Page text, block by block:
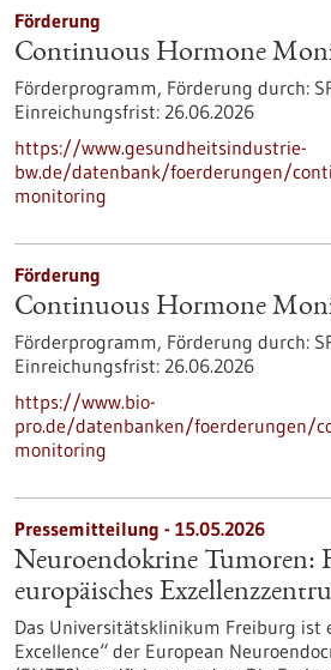
Förderung
Continuous Hormone
Förderprogramm, Förderung durch:
Einreichungsfrist: 26.06.2026
https://www.gesundheitsindustrie-
bw.de/datenbank/foerderungen/
monitoring
Förderung
Continuous Hormone
Förderprogramm, Förderung durch:
Einreichungsfrist: 26.06.2026
https://www.bio-
pro.de/datenbanken/foerderungen/
monitoring
Pressemitteilung - 15.05.2026
Neuroendokrine Tumoren:
europäisches
Das Universitätsklinikum Freiburg ist
Excellence“ der European